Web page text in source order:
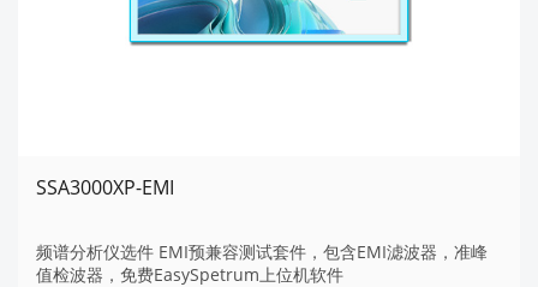
SSA3000XP-EMI
频谱分析仪选件 EMI预兼容测试套件，包含EMI滤波器，准峰
值检波器，免费EasySpetrum上位机软件